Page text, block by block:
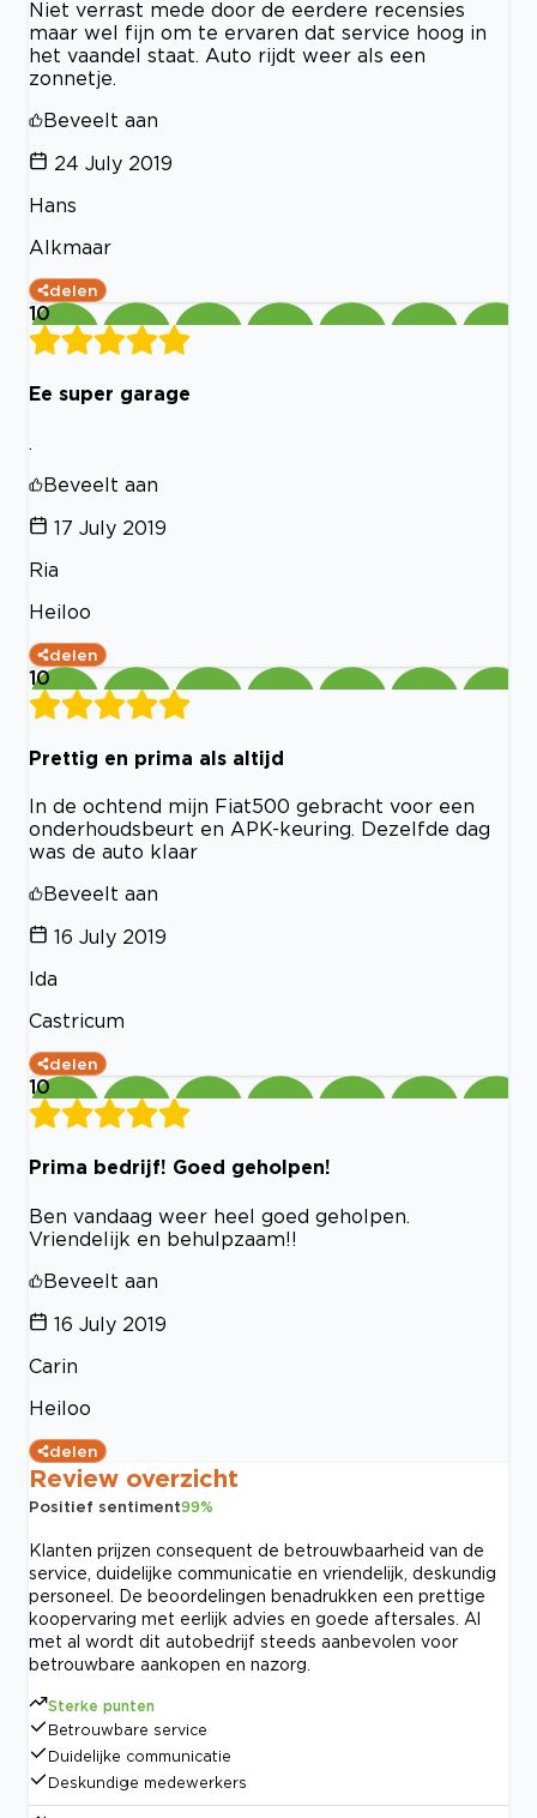
Niet verrast mede door de eerdere recensies
maar wel fijn om te ervaren dat service hoog in
het vaandel staat. Auto rijdt weer als een
zonnetje.
Beveelt aan
24 July 2019
Hans
Alkmaar
delen
10
Ee super garage
.
Beveelt aan
17 July 2019
Ria
Heiloo
delen
10
Prettig en prima als altijd
In de ochtend mijn Fiat500 gebracht voor een
onderhoudsbeurt en APK-keuring. Dezelfde dag
was de auto klaar
Beveelt aan
16 July 2019
Ida
Castricum
delen
10
Prima bedrijf! Goed geholpen!
Ben vandaag weer heel goed geholpen.
Vriendelijk en behulpzaam!!
Beveelt aan
16 July 2019
Carin
Heiloo
delen
Review overzicht
Positief sentiment99%
Klanten prijzen consequent de betrouwbaarheid van de
service, duidelijke communicatie en vriendelijk, deskundig
personeel. De beoordelingen benadrukken een prettige
koopervaring met eerlijk advies en goede aftersales. Al
met al wordt dit autobedrijf steeds aanbevolen voor
betrouwbare aankopen en nazorg.
Sterke punten
Betrouwbare service
Duidelijke communicatie
Deskundige medewerkers